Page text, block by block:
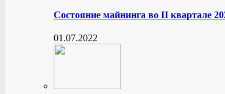
Состояние майнинга во II квартале
01.07.2022